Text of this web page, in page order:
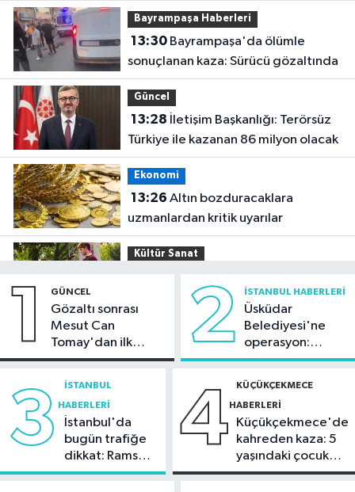
Bayrampaşa Haberleri
13:30Bayrampaşa'da ölümle
sonuçlanan kaza: Sürücü gözaltında
Güncel
13:28
Türkiye ile kazanan 86 milyon olacak
Ekonomi
13:26
uzmanlardan kritik uyarılar
Kültür Sanat
İstanbul Haberleri
12:25
7000 İstanbul Boğazı'ndan geçti
1 GÜNCEL
Gözaltı sonrası
Mesut Can
Tomay'dan ilk
açıklama
2 İSTANBUL HABERLERI
Üsküdar
Belediyesi'ne
operasyon:
Sinem Dedetaş'a
3 İSTANBUL
HABERLERI
İstanbul'da
bugün trafiğe
dikkat: Rams
Park çevresinde
4 KÜÇÜKÇEKMECE
HABERLERI
Küçükçekmece'de
kahreden kaza: 5
yaşındaki çocuk
yoğun bakımda